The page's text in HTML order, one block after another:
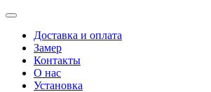
Доставка и оплата
Замер
Контакты
О нас
Установка